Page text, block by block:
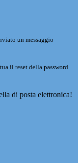
un messaggio
il reset della password
di posta elettronica!